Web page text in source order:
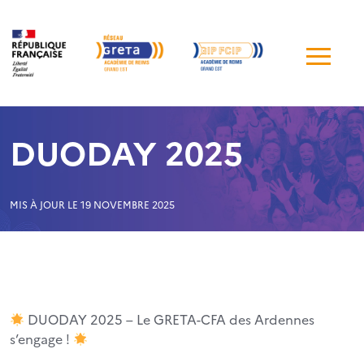
de
DUODAY 2025
MIS À JOUR LE 19 NOVEMBRE 2025
DUODAY 2025 – Le GRETA-CFA des Ardennes
s’engage !